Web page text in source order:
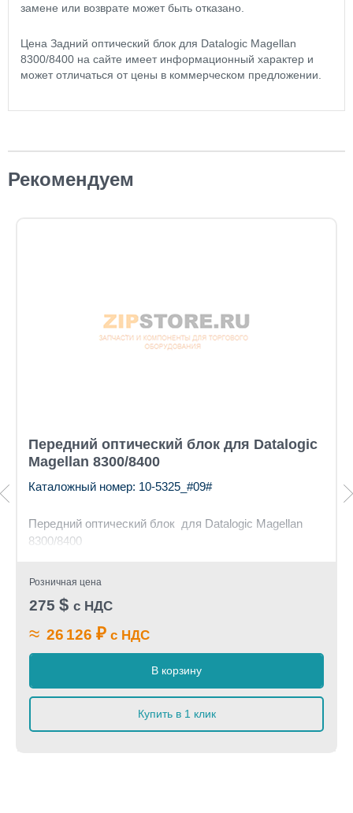
замене или возврате может быть отказано.
Цена Задний оптический блок для Datalogic Magellan
8300/8400 на сайте имеет информационный характер и
может отличаться от цены в коммерческом предложении.
Рекомендуем
Передний оптический блок для Datalogic
Magellan 8300/8400
Каталожный номер: 10-5325_#09#
Передний оптический блок для Datalogic Magellan
8300/8400
Розничная цена
275 $ с НДС
≈ 26 126 ₽ с НДС
В корзину
Купить в 1 клик